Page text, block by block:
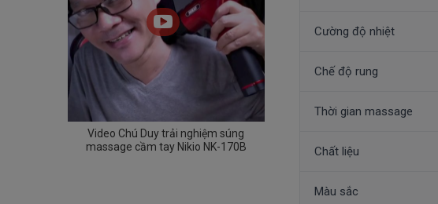
Video Chú Duy trải nghiệm súng
massage cầm tay Nikio NK-170B
Cường độ nhiệt
Chế độ rung
Thời gian massage
Chất liệu
Màu sắc